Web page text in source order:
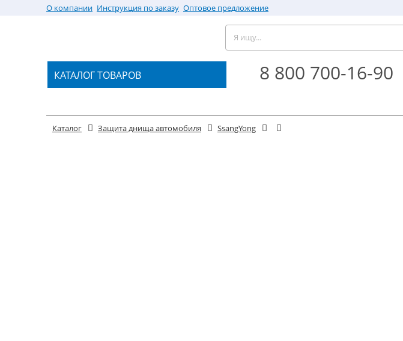
О компании Инструкция по заказу Оптовое предложение
КАТАЛОГ ТОВАРОВ 8 800 700-16-90
Каталог Защита днища автомобиля SsangYong